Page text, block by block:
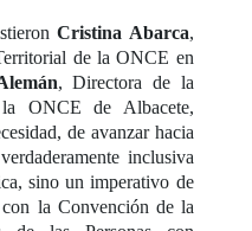
Cristina Abarca,
de la ONCE en
, Directora de la
ONCE de Albacete,
de avanzar hacia
inclusiva
sino un imperativo de
con la Convención de la